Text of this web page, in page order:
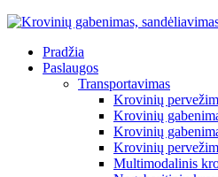
Pradžia
Paslaugos
Transportavimas
Krovinių
Krovinių
Krovinių
Krovinių
Multimodalinis